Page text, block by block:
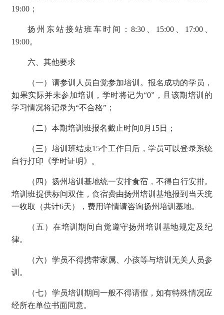
19:00；
扬州东站接站班车时间：8:30、15:00、17:00、
19:00。
六、其他要求
（一）请参训人员自觉参加培训。报名成功的学员，
如果实际并未参加培训，学时将记为“0”，且该期培训的
学习情况将记录为“不合格”；
（二）本期培训班报名截止时间8月 15日；
（三）培训班结束15个工作日后，学员可以登录系统
自行打印《学时证明》。
（四） 扬州培训 基地统一安排食宿 ，不得自行安排。
培训班提供标间双住 ，食宿费由扬州培训基地报到当天统
一收取（共计6天） ，费用详情请咨询扬州培训基地。
（ 五 ）在培训期间自觉遵守扬州培训基地规定及纪
律。
（六） 学员不得携带家属、小孩等与培训无关人员参
训。
（七）学员培训期间一般不得请假，如有特殊情况应
经所在单位书面同意。